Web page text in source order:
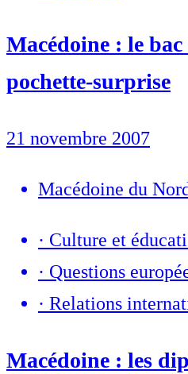
Macédoine : le
pochette-surprise
21 novembre 2007
Macédoine du
· Culture et
· Questions
· Relations
Macédoine : les